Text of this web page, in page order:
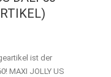
ist der
MAXI JOLLY US